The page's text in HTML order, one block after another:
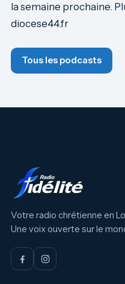
la semaine prochaine.
diocese44.fr
Tous les podcasts
Votre radio chrétienne en
Une voix ouverte sur le